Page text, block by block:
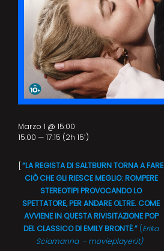
“LA REGISTA DI SALTBURN TORNA A FARE
CIÒ CHE GLI RIESCE MEGLIO: ROMPERE
STEREOTIPI PROVOCANDO LO
SPETTATORE, PER ANDARE OLTRE. COME
AVVIENE IN QUESTA RIVISITAZIONE POP
DEL CLASSICO DI EMILY BRONTË.” (Erika
Sciamanna – movieplayer.it)
Marzo 1 @ 15:00
15:00 — 17:15 (2h 15′)